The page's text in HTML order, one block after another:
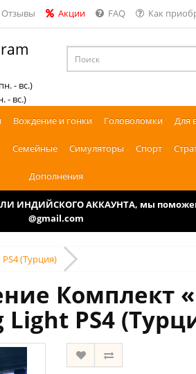
Отзывы Акции FAQ Как
- вс.)
- вс.)
Вождение и гонки Головоломки Для
Семейные Симуляторы Спорт
Дополнения
ИНДИЙСКОГО АККАУНТА, мы
@gmail.com
(Турция)
Комплект
PS4